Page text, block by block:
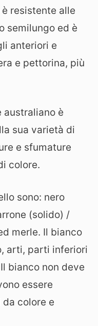
resistente alle
semilungo ed è
anteriori e
e pettorina, più
australiano è
sua varietà di
e sfumature
colore.
sono: nero
(solido) /
merle. Il bianco
arti, parti inferiori
bianco non deve
essere
colore e